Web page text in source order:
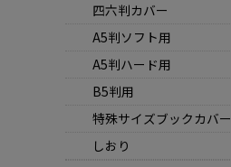
四六判カバー
A5判ソフト用
A5判ハード用
B5判用
特殊サイズブックカバー
しおり